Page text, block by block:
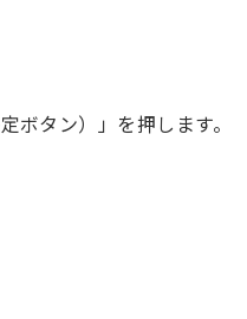
タン）」を押します。